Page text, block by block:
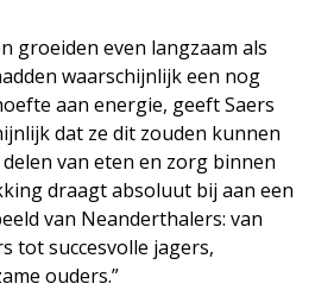
groeiden even langzaam als
waarschijnlijk een nog
aan energie, geeft Saers
dat ze dit zouden kunnen
van eten en zorg binnen
draagt absoluut bij aan een
van Neanderthalers: van
tot succesvolle jagers,
ouders.”